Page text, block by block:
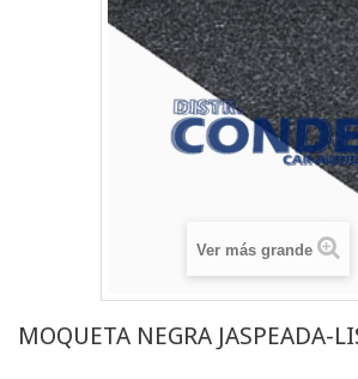
Ver más grande
MOQUETA NEGRA JASPEADA-